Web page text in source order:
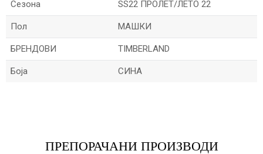
Сезона SS22 ПРОЛЕТ/ЛЕТО 22
Пол МАШКИ
БРЕНДОВИ TIMBERLAND
Боја СИНА
ПРЕПОРАЧАНИ ПРОИЗВОДИ